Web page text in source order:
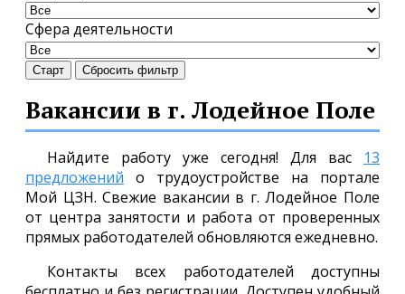
Сфера деятельности
Старт Сбросить фильтр
Вакансии в г. Лодейное Поле
Найдите работу уже сегодня! Для вас 13
предложений о трудоустройстве на портале
Мой ЦЗН. Свежие вакансии в г. Лодейное Поле
от центра занятости и работа от проверенных
прямых работодателей обновляются ежедневно.
Контакты всех работодателей доступны